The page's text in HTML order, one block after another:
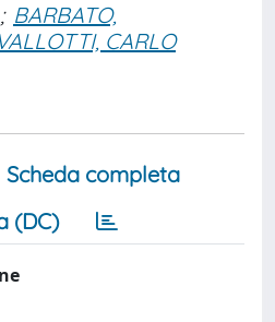
; BARBATO,
CARLO
Scheda completa
(DC)